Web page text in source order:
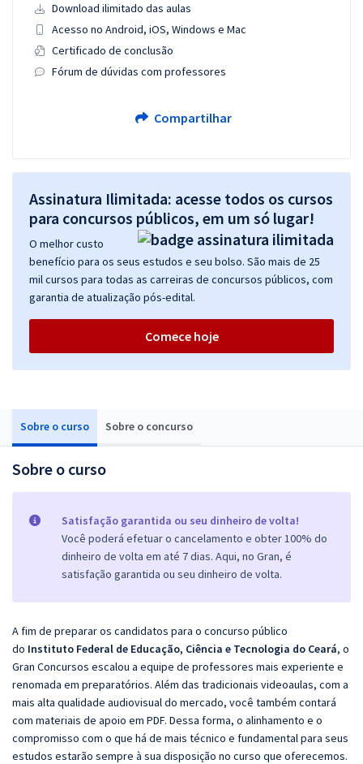
Sobre o curso Sobre o concurso
Sobre o curso
Satisfação garantida ou seu dinheiro de volta!
Você poderá efetuar o cancelamento e obter 100% do
dinheiro de volta em até 7 dias. Aqui, no Gran, é
satisfação garantida ou seu dinheiro de volta.
A fim de preparar os candidatos para o concurso público
do Instituto Federal de Educação, Ciência e Tecnologia do Ceará, o
Gran Concursos escalou a equipe de professores mais experiente e
renomada em preparatórios. Além das tradicionais videoaulas, com a
mais alta qualidade audiovisual do mercado, você também contará
com materiais de apoio em PDF. Dessa forma, o alinhamento e o
compromisso com o que há de mais técnico e fundamental para seus
estudos estarão sempre à sua disposição no curso que oferecemos.
Download ilimitado das aulas
Acesso no Android, iOS, Windows e Mac
Certificado de conclusão
Fórum de dúvidas com professores
Compartilhar
Assinatura Ilimitada: acesse todos os cursos
para concursos públicos, em um só lugar!
O melhor custo
benefício para os seus estudos e seu bolso. São mais de 25
mil cursos para todas as carreiras de concursos públicos, com
garantia de atualização pós-edital.
Comece hoje